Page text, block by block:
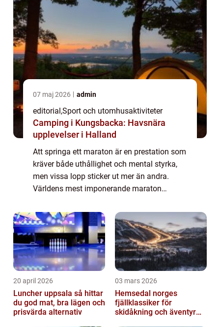
07 maj 2026 admin
editorial,Sport och utomhusaktiviteter
Camping i Kungsbacka: Havsnära
upplevelser i Halland
Att springa ett maraton är en prestation som
kräver både uthållighet och mental styrka,
men vissa lopp sticker ut mer än andra.
Världens mest imponerande maraton
vyer och e...
20 april 2026
Luncher uppsala så hittar
du god mat, bra lägen och
prisvärda alternativ
03 mars 2026
Hemsedal norges
fjällklassiker för
skidåkning och äventyr